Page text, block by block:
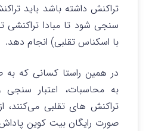
تراکنش داشته باشد باید
سنجی شود تا مبادا تراکنشی
با اسکناس تقلبی) انجام دهد.
در همین راستا کسانی که به
به محاسبات، اعتبار سنجی
تراکنش های تقلبی می‌کنند،
صورت رایگان بیت کوین